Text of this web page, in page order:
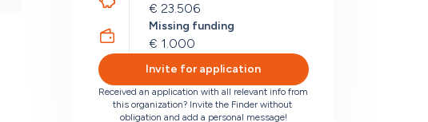
€ 23.506
Missing funding
€ 1.000
Invite for application
Received an application with all relevant info from
this organization? Invite the Finder without
obligation and add a personal message!